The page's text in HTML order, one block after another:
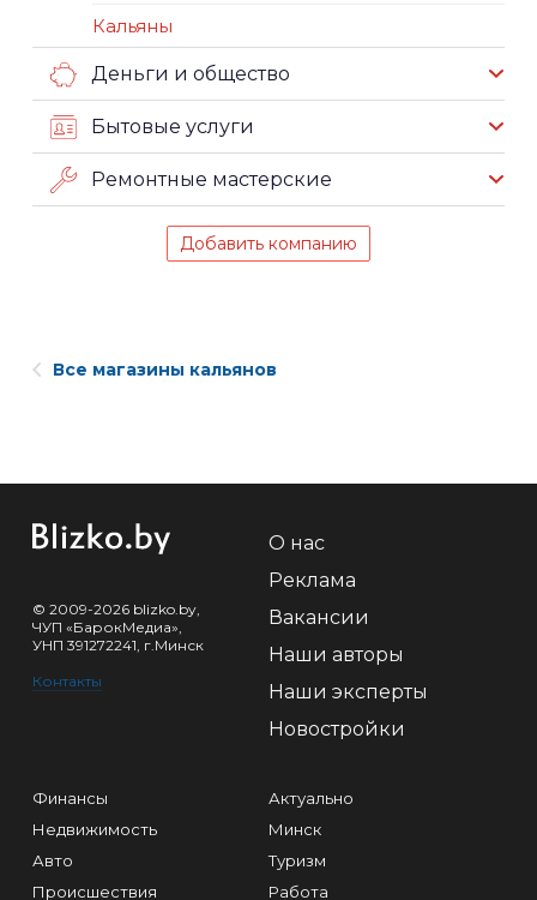
Кальяны
Деньги и общество
Бытовые услуги
Ремонтные мастерские
Добавить компанию
Все магазины кальянов
© 2009-2026 blizko.by,
ЧУП «БарокМедиа»,
УНП 391272241, г.Минск
Контакты
О нас
Реклама
Вакансии
Наши авторы
Наши эксперты
Новостройки
Финансы
Недвижимость
Авто
Происшествия
Актуально
Минск
Туризм
Работа